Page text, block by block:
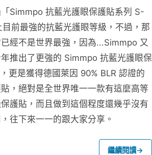
Simmpo 抗藍光護眼保護貼系列 S-
前最強的抗藍光護眼等級，不過，那
經不是世界最強，因為...Simmpo 又
推出了更強的 Simmpo 抗藍光護眼保
更是獲得德國萊因 90% BLR 認證的
，絕對是全世界唯一一款有這麼高等
護貼，而且做到這個程度還幾乎沒有
往下來一一的跟大家分享。
繼續閱讀→